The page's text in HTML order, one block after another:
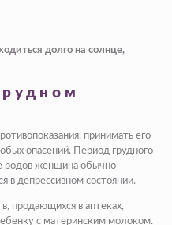
долго на солнце,
принимать его
опасений. Период грудного
родов женщина обычно
в депрессивном состоянии.
продающихся в аптеках,
с материнским молоком.